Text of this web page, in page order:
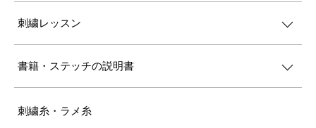
刺繍レッスン
書籍・ステッチの説明書
刺繍糸・ラメ糸